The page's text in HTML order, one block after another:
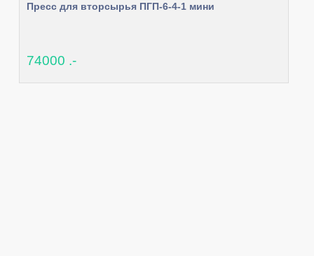
Пресс для вторсырья ПГП-6-4-1 мини
74000 .-